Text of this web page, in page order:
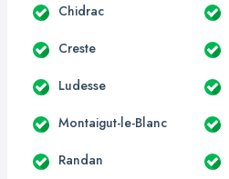
Chidrac
Creste
Ludesse
Montaigut-le-Blanc
Randan